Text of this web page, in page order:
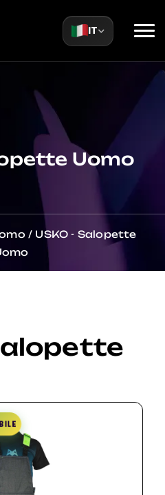
IT
Uomo
/ USKO - Salopette